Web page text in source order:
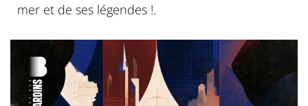
mer et de ses légendes !.